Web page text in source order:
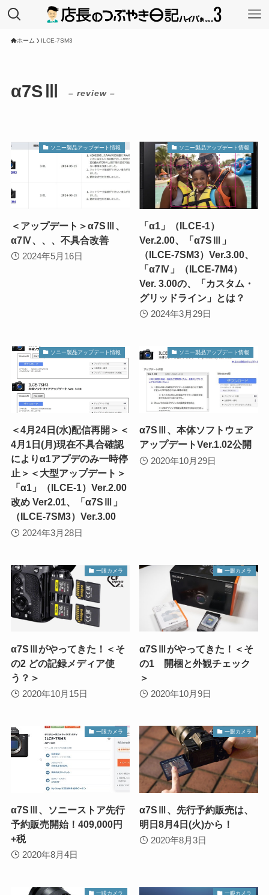
ホーム ILCE-7SM3
α7SⅢ – review –
ソニー製品アップデート情報
＜アップデート＞α7SⅢ、
α7Ⅳ、、、不具合改善
2024年5月16日
ソニー製品アップデート情報
「α1」（ILCE-1）
Ver.2.00、「α7SⅢ」
（ILCE-7SM3）Ver.3.00、
「α7Ⅳ」（ILCE-7M4）
Ver. 3.00の、「カスタム・
グリッドライン」とは？
2024年3月29日
ソニー製品アップデート情報
＜4月24日(水)配信再開＞＜
4月1日(月)現在不具合確認
によりα1アプデのみ一時停
止＞＜大型アップデート＞
「α1」（ILCE-1）Ver.2.00
改め Ver2.01、「α7SⅢ」
（ILCE-7SM3）Ver.3.00
2024年3月28日
ソニー製品アップデート情報
α7SⅢ、本体ソフトウェア
アップデートVer.1.02公開
2020年10月29日
一眼カメラ
α7SⅢがやってきた！＜そ
の2 どの記録メディア使
う？＞
2020年10月15日
一眼カメラ
α7SⅢがやってきた！＜そ
の1 開梱と外観チェック
＞
2020年10月9日
一眼カメラ
α7SⅢ、ソニーストア先行
予約販売開始！409,000円
+税
2020年8月4日
一眼カメラ
α7SⅢ、先行予約販売は、
明日8月4日(火)から！
2020年8月3日
一眼カメラ 一眼カメラ